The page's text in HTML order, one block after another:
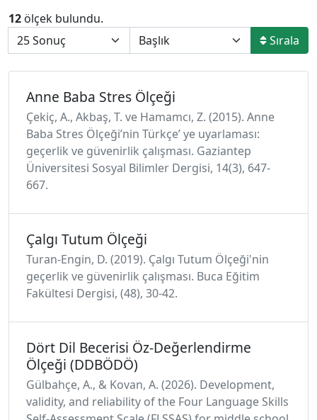
12 ölçek bulundu.
Sırala
Anne Baba Stres Ölçeği
Çekiç, A., Akbaş, T. ve Hamamcı, Z. (2015). Anne
Baba Stres Ölçeği’nin Türkçe’ ye uyarlaması:
geçerlik ve güvenirlik çalışması. Gaziantep
Üniversitesi Sosyal Bilimler Dergisi, 14(3), 647-
667.
Çalgı Tutum Ölçeği
Turan-Engin, D. (2019). Çalgı Tutum Ölçeği'nin
geçerlik ve güvenirlik çalışması. Buca Eğitim
Fakültesi Dergisi, (48), 30-42.
Dört Dil Becerisi Öz-Değerlendirme
Ölçeği (DDBÖDÖ)
Gülbahçe, A., & Kovan, A. (2026). Development,
validity, and reliability of the Four Language Skills